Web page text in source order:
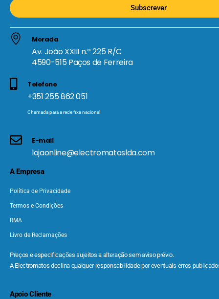
Subscrever
Morada
Av. João XXIII n.º 225 R/C
4590-515 Paços de Ferreira
Telefone
+351 255 862 051
Chamada para a rede fixa nacional
E-mail
lojaonline@electromatoslda.com
A Empresa
Política de Privacidade
Termos e Condições
RMA
Livro de Reclamações
Preços e especificações sujeitos a alteração sem aviso prévio.
A Electromatos declina qualquer responsabilidade por eventuais erros
Apoio Cliente